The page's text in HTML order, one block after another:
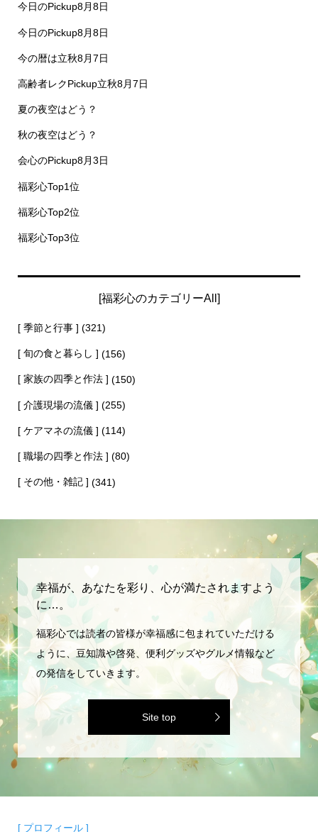
今日のPickup8月8日
今日のPickup8月8日
今の暦は立秋8月7日
高齢者レクPickup立秋8月7日
夏の夜空はどう？
秋の夜空はどう？
会心のPickup8月3日
福彩心Top1位
福彩心Top2位
福彩心Top3位
[福彩心のカテゴリーAll]
[ 季節と行事 ] (321)
[ 旬の食と暮らし ] (156)
[ 家族の四季と作法 ] (150)
[ 介護現場の流儀 ] (255)
[ ケアマネの流儀 ] (114)
[ 職場の四季と作法 ] (80)
[ その他・雑記 ] (341)
幸福が、あなたを彩り、心が満たされますよう
に…。
福彩心では読者の皆様が幸福感に包まれていただける
ように、豆知識や啓発、便利グッズやグルメ情報など
の発信をしていきます。
Site top
[ プロフィール ]